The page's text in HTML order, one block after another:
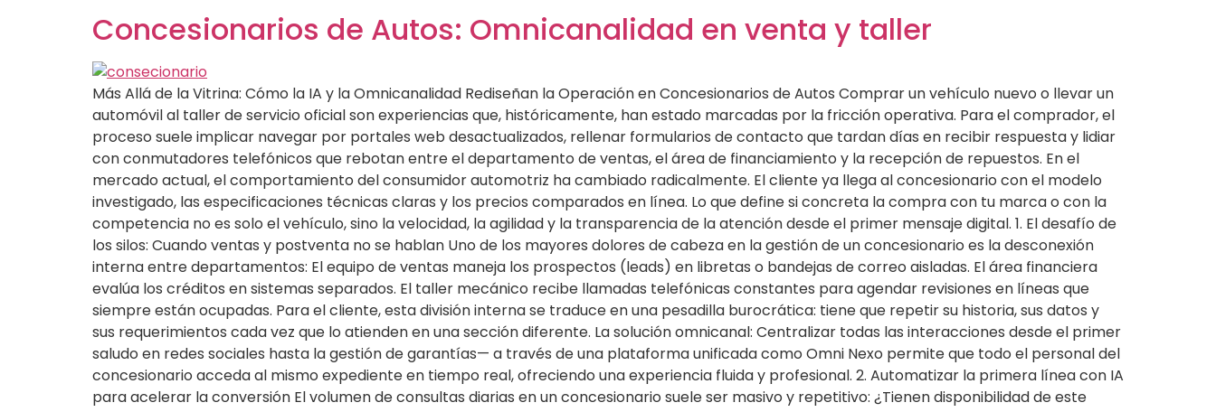
Concesionarios de Autos: Omnicanalidad en venta y taller
Más Allá de la Vitrina: Cómo la IA y la Omnicanalidad Rediseñan la Operación en Concesionarios de Autos Comprar un vehículo nuevo o llevar un
automóvil al taller de servicio oficial son experiencias que, históricamente, han estado marcadas por la fricción operativa. Para el comprador, el
proceso suele implicar navegar por portales web desactualizados, rellenar formularios de contacto que tardan días en recibir respuesta y lidiar
con conmutadores telefónicos que rebotan entre el departamento de ventas, el área de financiamiento y la recepción de repuestos. En el
mercado actual, el comportamiento del consumidor automotriz ha cambiado radicalmente. El cliente ya llega al concesionario con el modelo
investigado, las especificaciones técnicas claras y los precios comparados en línea. Lo que define si concreta la compra con tu marca o con la
competencia no es solo el vehículo, sino la velocidad, la agilidad y la transparencia de la atención desde el primer mensaje digital. 1. El desafío de
los silos: Cuando ventas y postventa no se hablan Uno de los mayores dolores de cabeza en la gestión de un concesionario es la desconexión
interna entre departamentos: El equipo de ventas maneja los prospectos (leads) en libretas o bandejas de correo aisladas. El área financiera
evalúa los créditos en sistemas separados. El taller mecánico recibe llamadas telefónicas constantes para agendar revisiones en líneas que
siempre están ocupadas. Para el cliente, esta división interna se traduce en una pesadilla burocrática: tiene que repetir su historia, sus datos y
sus requerimientos cada vez que lo atienden en una sección diferente. La solución omnicanal: Centralizar todas las interacciones desde el primer
saludo en redes sociales hasta la gestión de garantías— a través de una plataforma unificada como Omni Nexo permite que todo el personal del
concesionario acceda al mismo expediente en tiempo real, ofreciendo una experiencia fluida y profesional. 2. Automatizar la primera línea con IA
para acelerar la conversión El volumen de consultas diarias en un concesionario suele ser masivo y repetitivo: ¿Tienen disponibilidad de este